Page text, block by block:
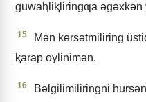
guwaⱨliⱪliringƣa ǝgǝxkǝn
15
Mǝn kɵrsǝtmiliring
ⱪarap oylinimǝn.
16
Bǝlgilimiliringni